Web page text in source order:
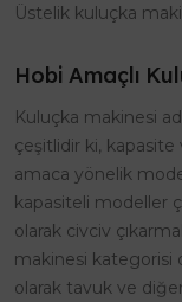
Üstelik kuluçka
Hobi Amaçlı
Kuluçka makinesi
çeşitlidir ki,
amaca yönelik
kapasiteli modeller
olarak civciv
makinesi kategorisi
olarak tavuk ve